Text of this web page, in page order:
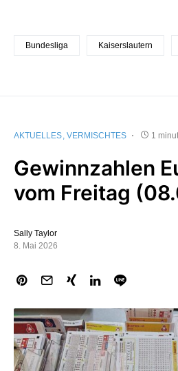
Bundesliga Kaiserslautern
AKTUELLES VERMISCHTES 1
Gewinnzahlen
vom Freitag
Sally Taylor
8. Mai 2026